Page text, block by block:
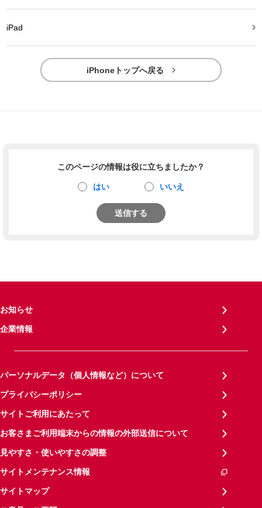
iPad 
iPhoneトップへ戻る 
このページの情報は役に立ちましたか？
はい いいえ
送信する
お知らせ
企業情報
パーソナルデータ（個人情報など）について
プライバシーポリシー
サイトご利用にあたって
お客さまご利用端末からの情報の外部送信について
見やすさ・使いやすさの調整
サイトメンテナンス情報
サイトマップ